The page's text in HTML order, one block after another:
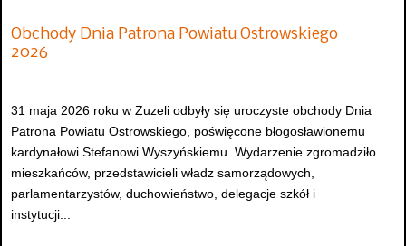
Obchody Dnia Patrona Powiatu Ostrowskiego
2026
31 maja 2026 roku w Zuzeli odbyły się uroczyste obchody Dnia
Patrona Powiatu Ostrowskiego, poświęcone błogosławionemu
kardynałowi Stefanowi Wyszyńskiemu. Wydarzenie zgromadziło
mieszkańców, przedstawicieli władz samorządowych,
parlamentarzystów, duchowieństwo, delegacje szkół i
instytucji...